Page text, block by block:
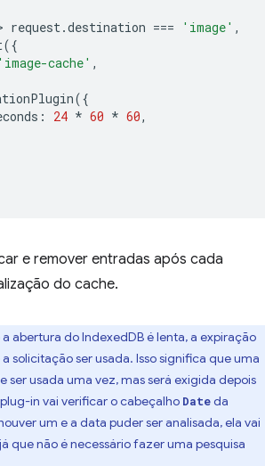
request.destination === 'image' ,
({
'image-cache' ,
({
: 24 * 60 * 60,
e remover entradas após cada
do cache.
abertura do IndexedDB é lenta, a expiração
solicitação ser usada. Isso significa que uma
ser usada uma vez, mas será exigida depois
plug-in vai verificar o cabeçalho Dateda
um e a data puder ser analisada, ela vai
que não é necessário fazer uma pesquisa